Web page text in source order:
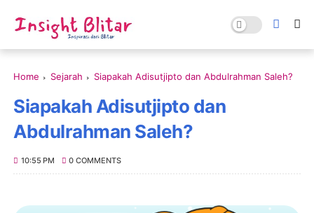
Home Sejarah Siapakah Adisutjipto dan Abdulrahman Saleh?
Siapakah Adisutjipto dan
Abdulrahman Saleh?
10:55 PM 0 COMMENTS